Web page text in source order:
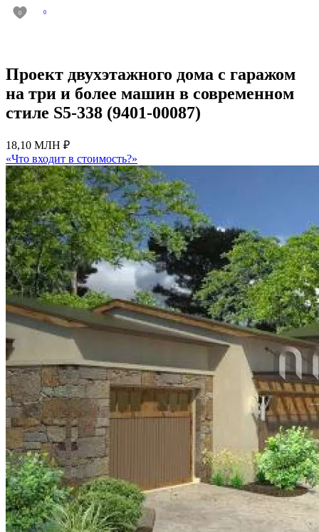
0 0
Проект двухэтажного дома с гаражом
на три и более машин в современном
стиле S5-338 (9401-00087)
18,10 МЛН ₽
«Что входит в стоимость?»